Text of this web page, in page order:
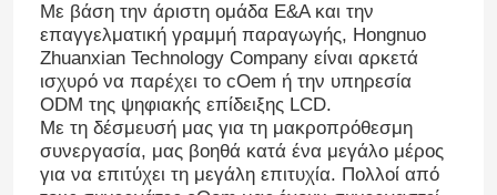
Με βάση την άριστη ομάδα Ε&Α και την
επαγγελματική γραμμή παραγωγής, Hongnuo
Zhuanxian Technology Company είναι αρκετά
ισχυρό να παρέχει το cOem ή την υπηρεσία
ODM της ψηφιακής επίδειξης LCD.
Με τη δέσμευσή μας για τη μακροπρόθεσμη
συνεργασία, μας βοηθά κατά ένα μεγάλο μέρος
για να επιτύχει τη μεγάλη επιτυχία. Πολλοί από